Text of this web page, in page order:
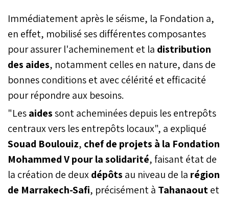
Immédiatement après le séisme, la Fondation a,
en effet, mobilisé ses différentes composantes
pour assurer l'acheminement et la distribution
des aides, notamment celles en nature, dans de
bonnes conditions et avec célérité et efficacité
pour répondre aux besoins.
"Lesaidessont acheminées depuis les entrepôts
centraux vers les entrepôts locaux", a expliqué
Souad Boulouiz, chef de projets à la Fondation
Mohammed V pour la solidarité, faisant état de
la création de deuxdépôts au niveau de la région
de Marrakech-Safi, précisément à Tahanaoutet